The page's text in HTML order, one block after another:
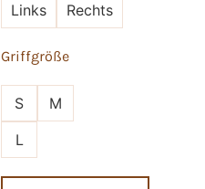
Links Rechts
Griffgröße
S
M
L